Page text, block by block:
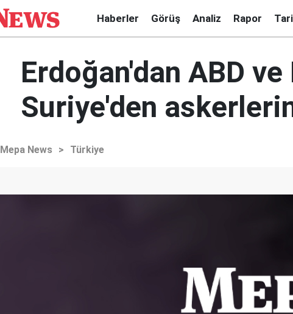
Haberler Görüş Analiz Rapor
Erdoğan'dan ABD ve
Suriye'den
Mepa News > Türkiye